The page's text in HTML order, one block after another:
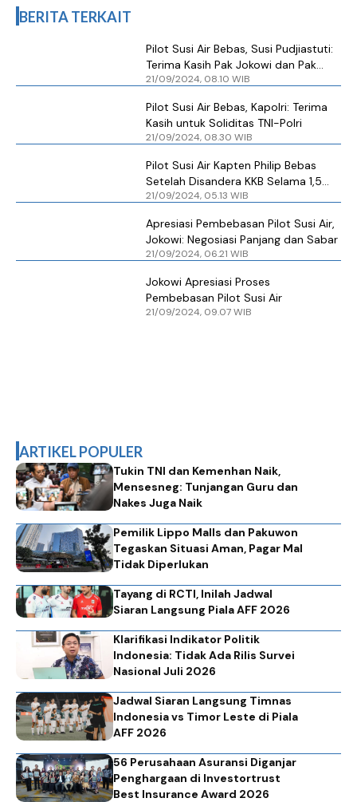
BERITA TERKAIT
Pilot Susi Air Bebas, Susi Pudjiastuti:
Terima Kasih Pak Jokowi dan Pak
Prabowo
21/09/2024, 08.10 WIB
Pilot Susi Air Bebas, Kapolri: Terima
Kasih untuk Soliditas TNI-Polri
21/09/2024, 08.30 WIB
Pilot Susi Air Kapten Philip Bebas
Setelah Disandera KKB Selama 1,5
Tahun
21/09/2024, 05.13 WIB
Apresiasi Pembebasan Pilot Susi Air,
Jokowi: Negosiasi Panjang dan Sabar
21/09/2024, 06.21 WIB
Jokowi Apresiasi Proses
Pembebasan Pilot Susi Air
21/09/2024, 09.07 WIB
ARTIKEL POPULER
Tukin TNI dan Kemenhan Naik,
Mensesneg: Tunjangan Guru dan
Nakes Juga Naik
Pemilik Lippo Malls dan Pakuwon
Tegaskan Situasi Aman, Pagar Mal
Tidak Diperlukan
Tayang di RCTI, Inilah Jadwal
Siaran Langsung Piala AFF 2026
Klarifikasi Indikator Politik
Indonesia: Tidak Ada Rilis Survei
Nasional Juli 2026
Jadwal Siaran Langsung Timnas
Indonesia vs Timor Leste di Piala
AFF 2026
56 Perusahaan Asuransi Diganjar
Penghargaan di Investortrust
Best Insurance Award 2026